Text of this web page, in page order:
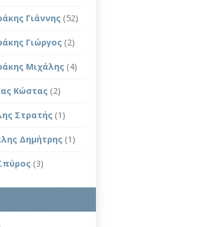
Γιάννης (52)
Γιώργος (2)
Μιχάλης (4)
Κώστας (2)
Στρατής (1)
Δημήτρης (1)
(3)